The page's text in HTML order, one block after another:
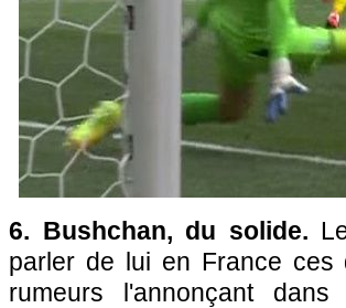
6. Bushchan, du solide.
parler de lui en France ces
rumeurs l'annonçant